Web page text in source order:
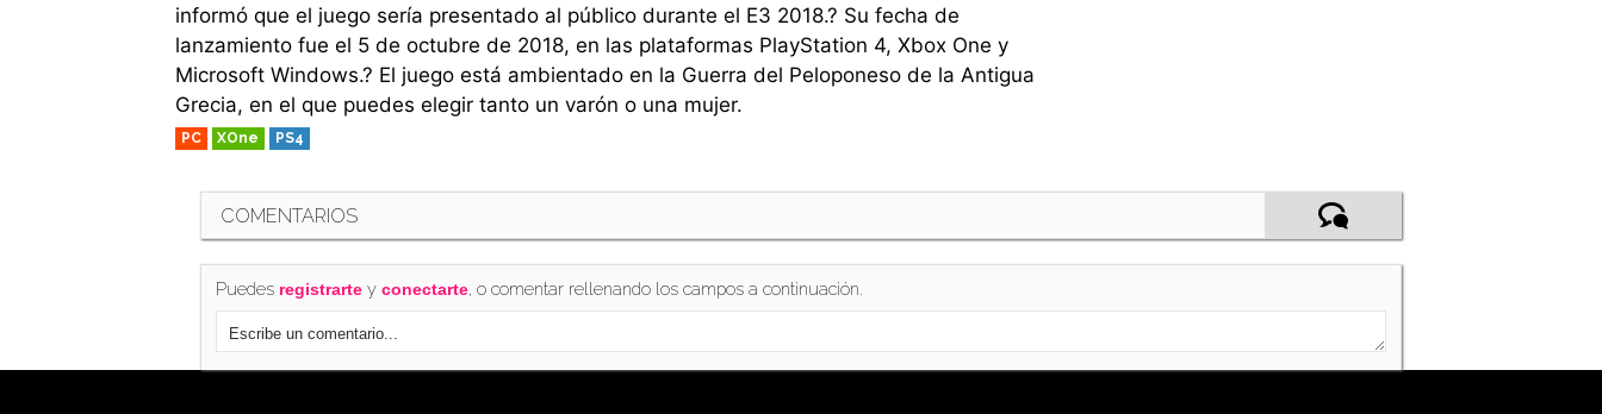
informó que el juego sería presentado al público durante el E3 2018.? Su fecha de
lanzamiento fue el 5 de octubre de 2018, en las plataformas PlayStation 4, Xbox One y
Microsoft Windows.? El juego está ambientado en la Guerra del Peloponeso de la Antigua
Grecia, en el que puedes elegir tanto un varón o una mujer.
PC XOne PS4
COMENTARIOS
Puedes registrartey conectarte, o comentar rellenando los campos a continuación.